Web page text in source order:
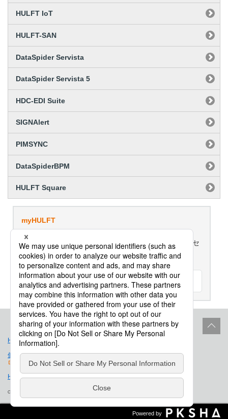
HULFT IoT
HULFT-SAN
DataSpider Servista
DataSpider Servista 5
HDC-EDI Suite
SIGNAlert
PIMSYNC
DataSpiderBPM
HULFT Square
myHULFT
評価版ダウンロード、ご利用製品のライセンス管理、セ
ミナー/研修のお申込み、各種お問合せはこちらから
ログイン
HULFT事業ポリシー
個人情報保護法に基づく公表事項 免責事項
Hulft.com 会社概要
Copyright © Saison Technology Co., Ltd. All Rights Reserved.
Powered by